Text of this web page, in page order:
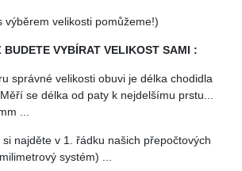
výběrem velikosti pomůžeme!)
BUDETE VYBÍRAT VELIKOST SAMI :
správné velikosti obuvi je délka chodidla
Měří se délka od paty k nejdelšímu prstu...
...
najděte v 1. řádku našich přepočtových
systém) ...